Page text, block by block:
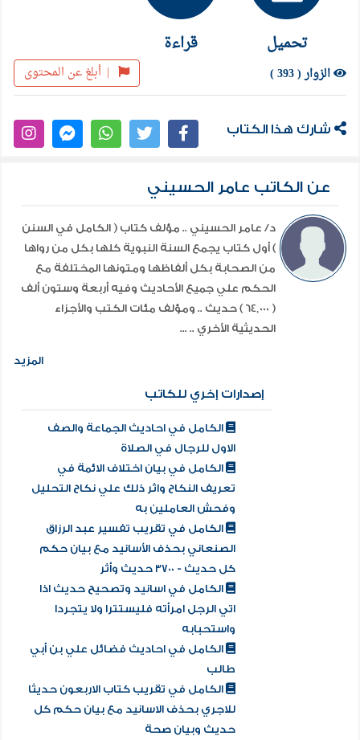
تحميل قراءة
| أبلغ عن المحتوى الزوار ( 393 )
شارك هذا الكتاب
عن الكاتب عامر الحسيني
د/ عامر الحسيني .. مؤلف كتاب ( الكامل في السنن
) أول كتاب يجمع السنة النبوية كلها بكل من رواها
من الصحابة بكل ألفاظها ومتونها المختلفة مع
الحكم علي جميع الأحاديث وفيه أربعة وستون ألف
( 64,000 ) حديث .. ومؤلف مئات الكتب والأجزاء
الحديثية الأخري .. ...
المزيد
إصدارات إخري للكاتب
الكامل في احاديث الجماعة والصف
الاول للرجال في الصلاة
الكامل في بيان اختلاف الائمة في
تعريف النكاح واثر ذلك علي نكاح التحليل
وفحش العاملين به
الكامل في تقريب تفسير عبد الرزاق
الصنعاني بحذف الأسانيد مع بيان حكم
كل حديث - 3700 حديث وأثر
الكامل في اسانيد وتصحيح حديث اذا
اتي الرجل امرأته فليستترا ولا يتجردا
واستحبابه
الكامل في احاديث فضائل علي بن أبي
طالب
الكامل في تقريب كتاب الاربعون حديثا
للاجري بحذف الاسانيد مع بيان حكم كل
حديث وبيان صحة